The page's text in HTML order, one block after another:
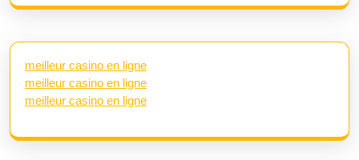
meilleur casino en ligne
meilleur casino en ligne
meilleur casino en ligne